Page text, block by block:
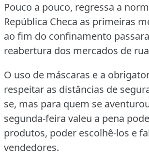
Pouco a pouco, regressa a
República Checa as primeiras
ao fim do confinamento
reabertura dos mercados de
O uso de máscaras e a
respeitar as distâncias de
se, mas para quem se
segunda-feira valeu a pena
produtos, poder escolhê-los e
vendedores.